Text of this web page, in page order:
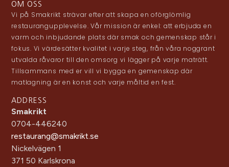
OM OSS
Vi på Smakrikt strävar efter att skapa en oförglömlig
restaurangupplevelse. Vår mission är enkel: att erbjuda en
varm och inbjudande plats där smak och gemenskap står i
fokus. Vi värdesätter kvalitet i varje steg, från våra noggrant
utvalda råvaror till den omsorg vi lägger på varje maträtt.
Tillsammans med er vill vi bygga en gemenskap där
matlagning är en konst och varje måltid en fest.
ADDRESS
Smakrikt
0704-446240
restaurang@smakrikt.se
Nickelvägen 1
371 50 Karlskrona